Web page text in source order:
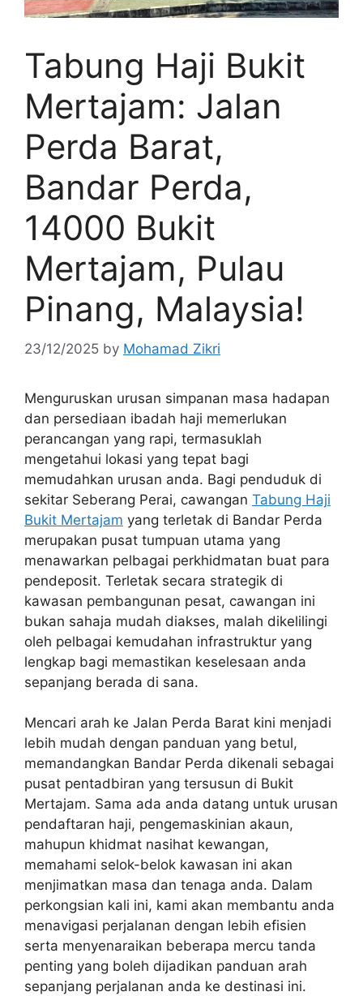
Tabung Haji Bukit
Mertajam: Jalan
Perda Barat,
Bandar Perda,
14000 Bukit
Mertajam, Pulau
Pinang, Malaysia!
23/12/2025 by Mohamad Zikri
Menguruskan urusan simpanan masa hadapan
dan persediaan ibadah haji memerlukan
perancangan yang rapi, termasuklah
mengetahui lokasi yang tepat bagi
memudahkan urusan anda. Bagi penduduk di
sekitar Seberang Perai, cawangan Tabung Haji
Bukit Mertajam yang terletak di Bandar Perda
merupakan pusat tumpuan utama yang
menawarkan pelbagai perkhidmatan buat para
pendeposit. Terletak secara strategik di
kawasan pembangunan pesat, cawangan ini
bukan sahaja mudah diakses, malah dikelilingi
oleh pelbagai kemudahan infrastruktur yang
lengkap bagi memastikan keselesaan anda
sepanjang berada di sana.
Mencari arah ke Jalan Perda Barat kini menjadi
lebih mudah dengan panduan yang betul,
memandangkan Bandar Perda dikenali sebagai
pusat pentadbiran yang tersusun di Bukit
Mertajam. Sama ada anda datang untuk urusan
pendaftaran haji, pengemaskinian akaun,
mahupun khidmat nasihat kewangan,
memahami selok-belok kawasan ini akan
menjimatkan masa dan tenaga anda. Dalam
perkongsian kali ini, kami akan membantu anda
menavigasi perjalanan dengan lebih efisien
serta menyenaraikan beberapa mercu tanda
penting yang boleh dijadikan panduan arah
sepanjang perjalanan anda ke destinasi ini.